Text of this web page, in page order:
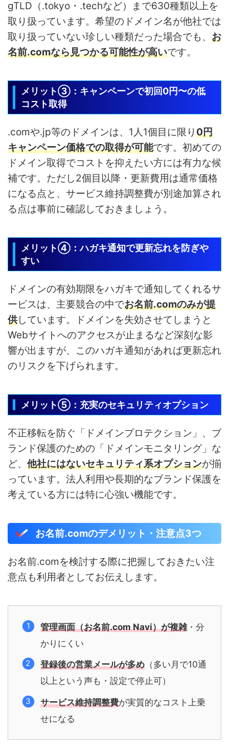
gTLD（.tokyo・.techなど）まで630種類以上を
取り扱っています。希望のドメイン名が他社では
取り扱っていない珍しい種類だった場合でも、 お
名前.comなら見つかる可能性が高いです。
メリット③：キャンペーンで初回0円〜の低
コスト取得
.comや.jp等のドメインは、1人1個目に限り0円
キャンペーン価格での取得が可能です。初めての
ドメイン取得でコストを抑えたい方には有力な候
補です。ただし2個目以降・更新費用は通常価格
になる点と、サービス維持調整費が別途加算され
る点は事前に確認しておきましょう。
メリット④：ハガキ通知で更新忘れを防ぎや
すい
ドメインの有効期限をハガキで通知してくれるサ
ービスは、主要競合の中でお名前.comのみが提
供しています。ドメインを失効させてしまうと
Webサイトへのアクセスが止まるなど深刻な影
響が出ますが、このハガキ通知があれば更新忘れ
のリスクを下げられます。
メリット⑤：充実のセキュリティオプション
不正移転を防ぐ「ドメインプロテクション」、ブ
ランド保護のための「ドメインモニタリング」な
ど、 他社にはないセキュリティ系オプションが揃
っています。法人利用や長期的なブランド保護を
考えている方には特に心強い機能です。
お名前.comのデメリット・注意点3つ
お名前.comを検討する際に把握しておきたい注
意点も利用者としてお伝えします。
管理画面（お名前.com Navi）が複雑・分
かりにくい
登録後の営業メールが多め（多い月で10通
以上という声も・設定で停止可）
サービス維持調整費が実質的なコスト上乗
せになる